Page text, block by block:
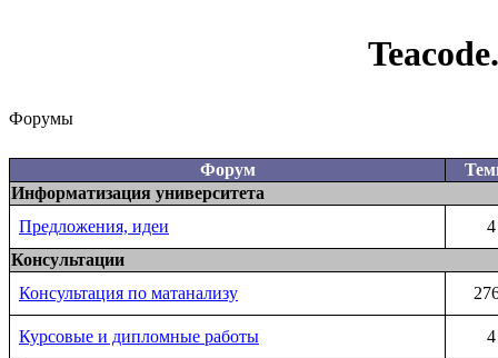
Форумы
Форум
Информатизация университета
Предложения, идеи
4
Консультации
Консультация по матанализу
Курсовые и дипломные работы
4